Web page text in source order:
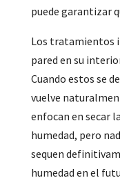
puede garantizar
Los tratamientos
pared en su
Cuando estos se
vuelve
enfocan en secar
humedad, pero
sequen
humedad en el